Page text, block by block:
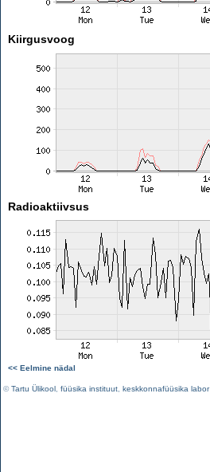
Kiirgusvoog
Radioaktiivsus
<< Eelmine nädal
©Tartu Ülikool füüsika instituut keskkonnafüüsika labor